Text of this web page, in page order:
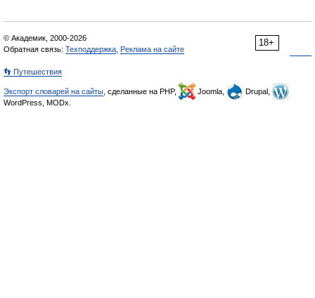
18+
© Академик, 2000-2026
Обратная связь: Техподдержка Реклама на сайте
👣 Путешествия
Экспорт словарей на сайты , сделанные на PHP, Joomla,
Drupal,
WordPress, MODx.